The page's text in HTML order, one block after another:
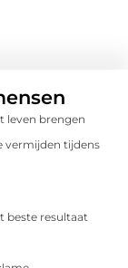
leven brengen
vermijden tijdens
beste resultaat